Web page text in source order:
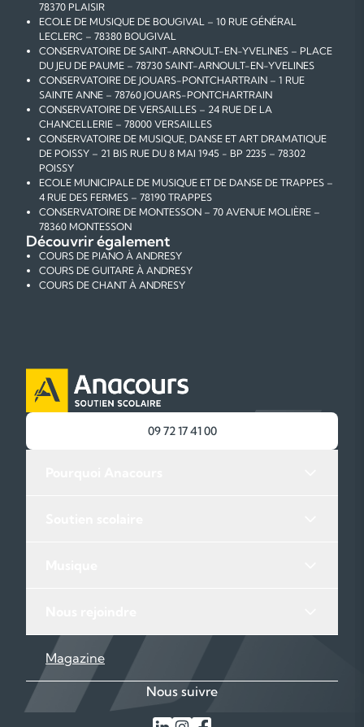
78370 PLAISIR
ECOLE DE MUSIQUE DE BOUGIVAL – 10 RUE GÉNÉRAL
LECLERC – 78380 BOUGIVAL
CONSERVATOIRE DE SAINT-ARNOULT-EN-YVELINES – PLACE
DU JEU DE PAUME – 78730 SAINT-ARNOULT-EN-YVELINES
CONSERVATOIRE DE JOUARS-PONTCHARTRAIN – 1 RUE
SAINTE ANNE – 78760 JOUARS-PONTCHARTRAIN
CONSERVATOIRE DE VERSAILLES – 24 RUE DE LA
CHANCELLERIE – 78000 VERSAILLES
CONSERVATOIRE DE MUSIQUE, DANSE ET ART DRAMATIQUE
DE POISSY – 21 BIS RUE DU 8 MAI 1945 - BP 2235 – 78302
POISSY
ECOLE MUNICIPALE DE MUSIQUE ET DE DANSE DE TRAPPES –
4 RUE DES FERMES – 78190 TRAPPES
CONSERVATOIRE DE MONTESSON – 70 AVENUE MOLIÈRE –
78360 MONTESSON
Découvrir également
COURS DE PIANO À ANDRESY
COURS DE GUITARE À ANDRESY
COURS DE CHANT À ANDRESY
09 72 17 41 00
Magazine
Nous suivre